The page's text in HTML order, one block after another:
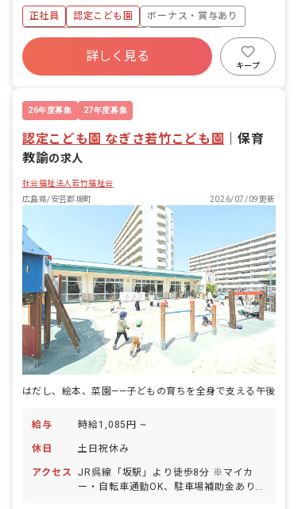
正社員
認定こども園
ボーナス・賞与あり
寮・住宅・家賃補助あり
社会保険完備
退職金制度
残業少なめ
詳しく見る
キープ
26年度募集 27年度募集
認定こども園 なぎさ若竹こども園
保育
教諭の求人
社会福祉法人若竹福祉会
広島県/安芸郡坂町
2026/07/09更新
はだし、絵本、菜園——子どもの育ちを全身で支える午後
給与 時給1,085円 ~
休日 土日祝休み
アクセス
JR呉線「坂駅」より徒歩8分 ※マイカ
ー・自転車通勤OK、駐車場補助金あり！